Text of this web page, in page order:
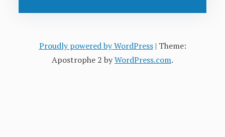
Proudly powered by WordPress | Theme:
Apostrophe 2 byWordPress.com.